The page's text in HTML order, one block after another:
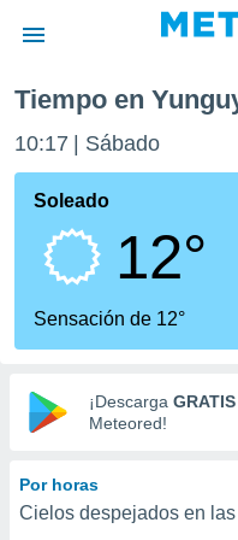
de
ha
calidad.
a este
las
y
digital
basada
Tiempo en
10:17 Sábado
Soleado
12°
Sensación de 12°
¡Descarga GRATIS
Meteored!
Por horas
Cielos despejados en